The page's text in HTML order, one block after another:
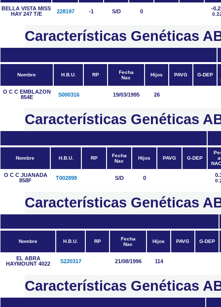
BELLA VISTA MISS
HAY 247 T/E
228197 -1 S/D 0 -
Características Genéticas
Nombre H.B.U. RP
Fecha
Nac
Hijos PAVG
G-DEP
O C C EMBLAZON
854E
S000316 19/03/1995 26
Características Genéticas
Nombre H.B.U. RP
Fecha
Nac
Hijos PAVG G-DEP
O C C JUANADA
858F
T002899 S/D 0
Características Genéticas
Nombre H.B.U. RP
Fecha
Nac
Hijos PAVG G-DEP
EL ABRA
HAYMOUNT 4022
S220317 21/08/1996 114
Características Genéticas